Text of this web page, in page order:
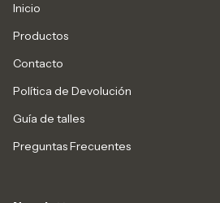
Inicio
Productos
Contacto
Política de Devolución
Guía de talles
Preguntas Frecuentes